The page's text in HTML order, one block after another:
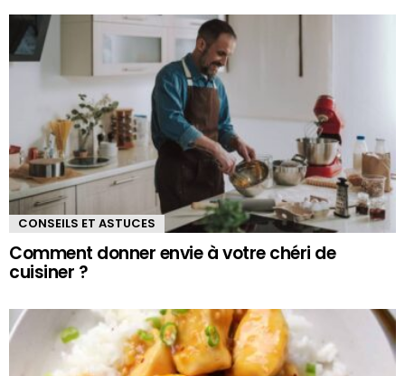
CONSEILS ET ASTUCES
Comment donner envie à votre chéri de
cuisiner ?